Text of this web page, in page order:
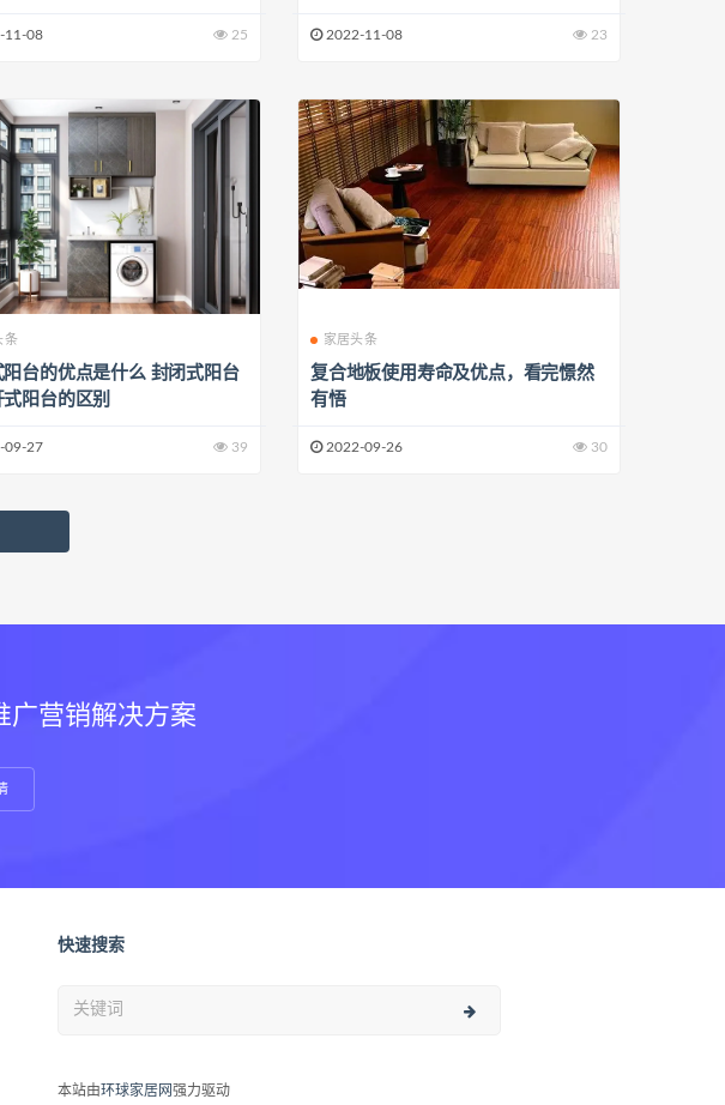
11-08 25 2022-11-08 23
条
阳台的优点是什么 封闭式阳台
阳台的区别
09-27 39
家居头条
复合地板使用寿命及优点，看完憬然
有悟
2022-09-26 30
广营销解决方案
快速搜索
本站由环球家居网强力驱动